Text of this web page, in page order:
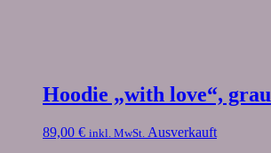
Hoodie „with love“, grau
89,00 € inkl. MwSt. Ausverkauft